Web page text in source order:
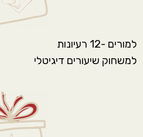
למורים -12 רעיונות
למשחוק שיעורים דיגיטלי